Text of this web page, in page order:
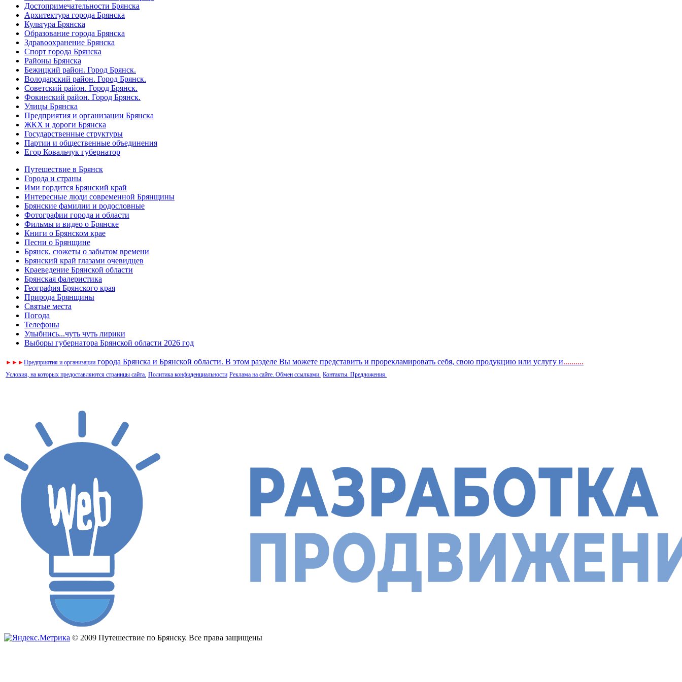
Достопримечательности Брянска
Архитектура города Брянска
Культура Брянска
Образование города Брянска
Здравоохранение Брянска
Спорт города Брянска
Районы Брянска
Бежицкий район. Город Брянск.
Володарский район. Город Брянск.
Советский район. Город Брянск.
Фокинский район. Город Брянск.
Улицы Брянска
Предприятия и организации Брянска
ЖКХ и дороги Брянска
Государственные структуры
Партии и общественные объединения
Егор Ковальчук губернатор
Путешествие в Брянск
Города и страны
Ими гордится Брянский край
Интересные люди современной Брянщины
Брянские фамилии и родословные
Фотографии города и области
Фильмы и видео о Брянске
Книги о Брянском крае
Песни о Брянщине
Брянск, сюжеты о забытом времени
Брянский край глазами очевидцев
Краеведение Брянской области
Брянская фалеристика
География Брянского края
Природа Брянщины
Святые места
Погода
Телефоны
Улыбнись...чуть чуть лирики
Выборы губернатора Брянской области 2026 год
► ► ►Предприятия и организации города Брянска и Брянской области. В этом разделе Вы можете представить и прорекламировать себя, свою продукцию или услугу и..........
Условия, на которых предоставляются страницы сайта. Политика конфиденциальности Реклама на сайте. Обмен ссылками. Контакты. Предложения.
© 2009 Путешествие по Брянску. Все права защищены